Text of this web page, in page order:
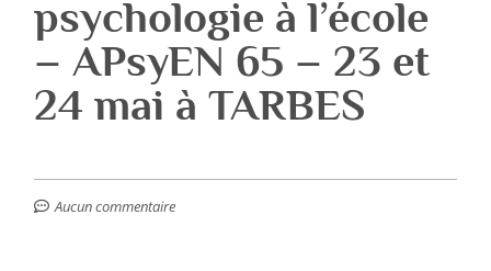
psychologie à l’école
– APsyEN 65 – 23 et
24 mai à TARBES
Aucun commentaire